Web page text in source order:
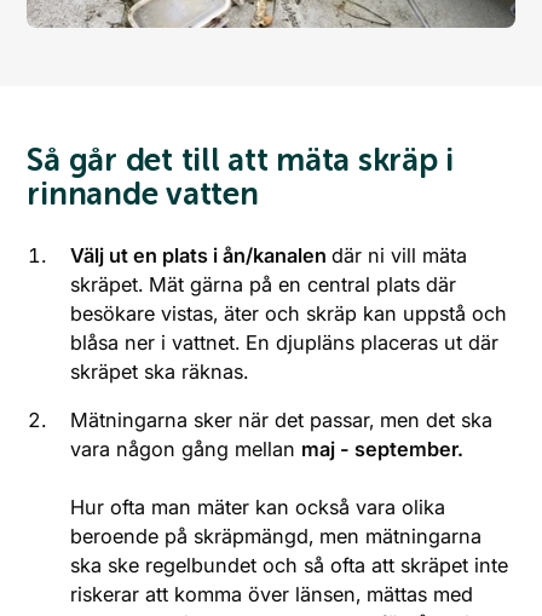
Så går det till att mäta skräp i
rinnande vatten
Välj ut en plats i ån/kanalen där ni vill mäta
skräpet. Mät gärna på en central plats där
besökare vistas, äter och skräp kan uppstå och
blåsa ner i vattnet. En djupläns placeras ut där
skräpet ska räknas.
Mätningarna sker när det passar, men det ska
vara någon gång mellan maj - september.
Hur ofta man mäter kan också vara olika
beroende på skräpmängd, men mätningarna
ska ske regelbundet och så ofta att skräpet inte
riskerar att komma över länsen, mättas med